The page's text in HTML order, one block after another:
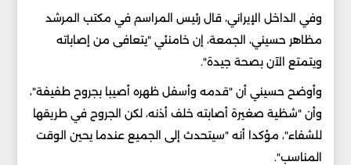
وفي الداخل الإيراني، قال رئيس المراسم في مكتب المرشد
مظاهر حسيني، الجمعة، إن خامنئي "يتعافى من إصاباته
ويتمتع الآن بصحة جيدة".
وأوضح حسيني أن "قدمه وأسفل ظهره أصيبا بجروح طفيفة"،
وأن "شظية صغيرة أصابته خلف أذنه، لكن الجروح في طريقها
للشفاء"، مؤكدا أنه "سيتحدث إلى الجميع عندما يحين الوقت
المناسب".